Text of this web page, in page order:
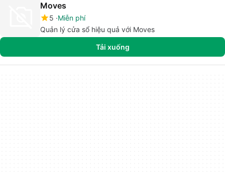
Moves
5 Miễn phí
Quản lý cửa sổ hiệu quả với Moves
Tải xuống